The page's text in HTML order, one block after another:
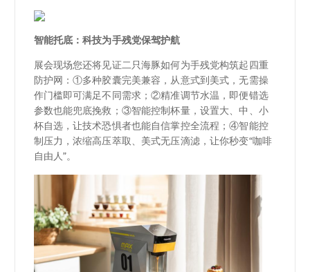
智能托底：科技为手残党保驾护航
展会现场您还将见证二只海豚如何为手残党构筑起四重
防护网：①多种胶囊完美兼容，从意式到美式，无需操
作门槛即可满足不同需求；②精准调节水温，即便错选
参数也能兜底挽救；③智能控制杯量，设置大、中、小
杯自选，让技术恐惧者也能自信掌控全流程；④智能控
制压力，浓缩高压萃取、美式无压滴滤，让你秒变“咖啡
自由人”。